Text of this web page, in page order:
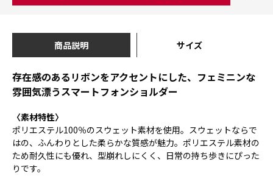
商品説明 サイズ
存在感のあるリボンをアクセントにした、フェミニンな
雰囲気漂うスマートフォンショルダー
〈素材特性〉
ポリエステル100％のスウェット素材を使用。スウェットならで
はの、ふんわりとした柔らかな質感が魅力。ポリエステル素材の
ため耐久性にも優れ、型崩れしにくく、日常の持ち歩きにぴった
りです。